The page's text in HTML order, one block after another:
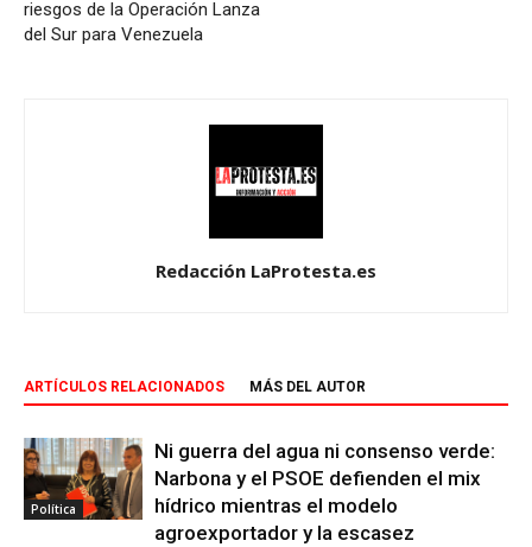
riesgos de la Operación Lanza
del Sur para Venezuela
Redacción LaProtesta.es
ARTÍCULOS RELACIONADOS MÁS DEL AUTOR
Política
Ni guerra del agua ni consenso verde:
Narbona y el PSOE defienden el mix
hídrico mientras el modelo
agroexportador y la escasez